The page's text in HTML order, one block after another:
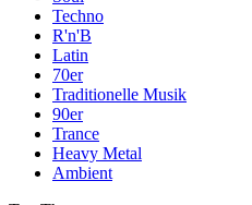
Techno
R'n'B
Latin
70er
Traditionelle Musik
90er
Trance
Heavy Metal
Ambient